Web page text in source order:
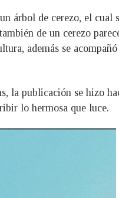
árbol de cerezo, el cual
de un cerezo
además se
la publicación se hizo
lo hermosa que luce.